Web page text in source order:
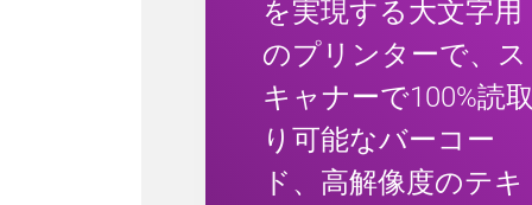
を実現する大文字用
のプリンターで、ス
キャナーで100%読取
り可能なバーコー
ド、高解像度のテキ